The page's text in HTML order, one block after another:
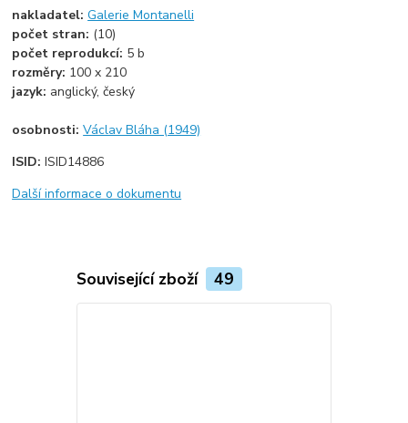
nakladatel:Galerie Montanelli
počet stran: (10)
počet reprodukcí: 5 b
rozměry: 100 x 210
jazyk: anglický, český
osobnosti:Václav Bláha (1949)
ISID:ISID14886
Další informace o dokumentu
Související zboží 49